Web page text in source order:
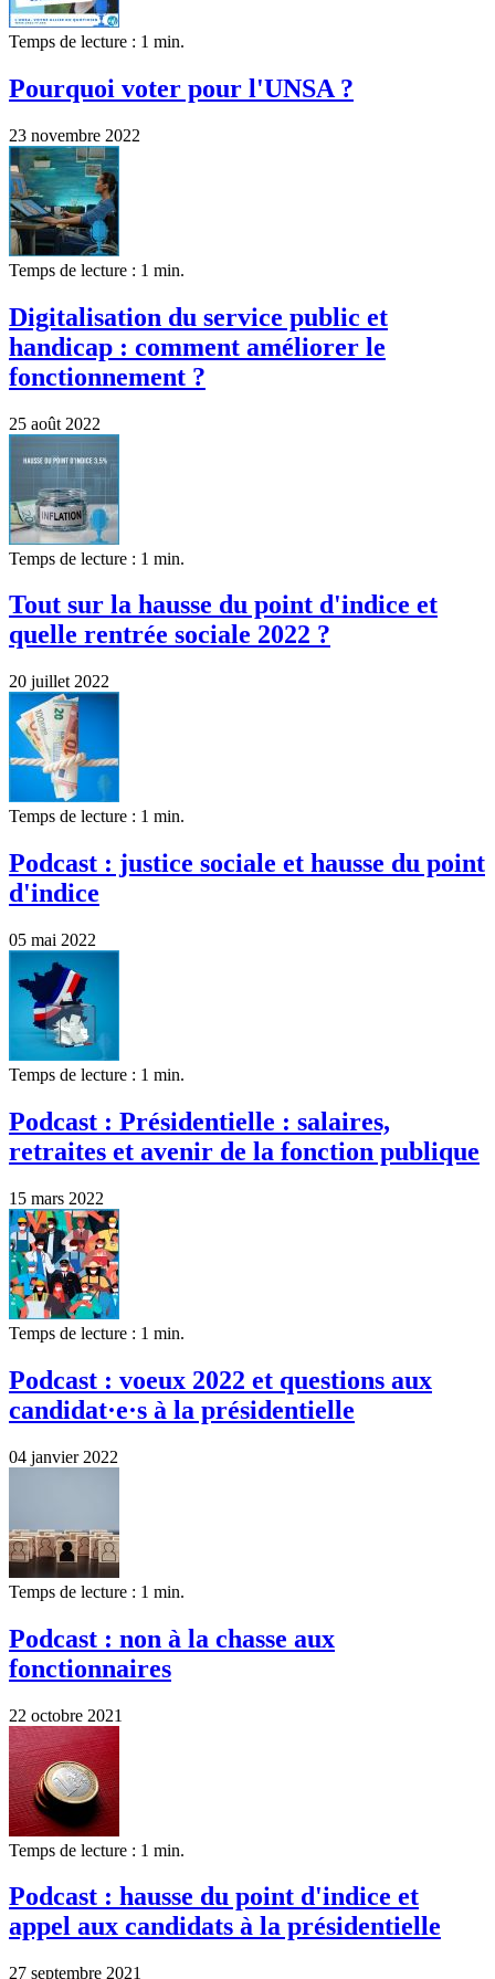
Temps de lecture : 1 min.
Pourquoi voter pour l'UNSA ?
23 novembre 2022
Temps de lecture : 1 min.
Digitalisation du service public et
handicap : comment améliorer le
fonctionnement ?
25 août 2022
Temps de lecture : 1 min.
Tout sur la hausse du point d'indice et
quelle rentrée sociale 2022 ?
20 juillet 2022
Temps de lecture : 1 min.
Podcast : justice sociale et hausse du point
d'indice
05 mai 2022
Temps de lecture : 1 min.
Podcast : Présidentielle : salaires,
retraites et avenir de la fonction publique
15 mars 2022
Temps de lecture : 1 min.
Podcast : voeux 2022 et questions aux
candidat·e·s à la présidentielle
04 janvier 2022
Temps de lecture : 1 min.
Podcast : non à la chasse aux
fonctionnaires
22 octobre 2021
Temps de lecture : 1 min.
Podcast : hausse du point d'indice et
appel aux candidats à la présidentielle
27 septembre 2021